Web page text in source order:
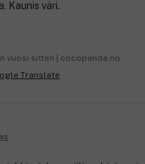
Kaunis väri.
vuosi sitten | cocopanda.no